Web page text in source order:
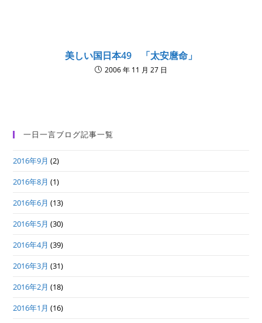
美しい国日本49 「太安麿命」
2006 年 11 月 27 日
一日一言ブログ記事一覧
2016年9月 (2)
2016年8月 (1)
2016年6月 (13)
2016年5月 (30)
2016年4月 (39)
2016年3月 (31)
2016年2月 (18)
2016年1月 (16)